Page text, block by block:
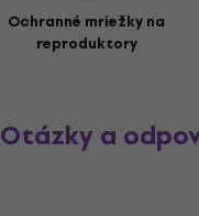
Ochranné mriežky na
reproduktory
Otázky a